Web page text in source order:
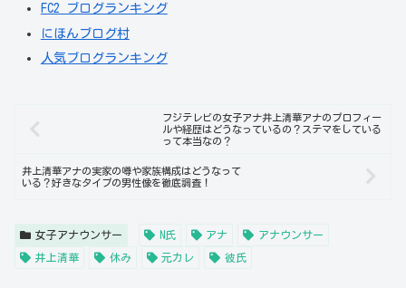
FC2 ブログランキング
にほんブログ村
人気ブログランキング
フジテレビの女子アナ井上清華アナのプロフィー
ルや経歴はどうなっているの？ステマをしている
って本当なの？
井上清華アナの実家の噂や家族構成はどうなって
いる？好きなタイプの男性像を徹底調査！
女子アナウンサー N氏 アナ アナウンサー
井上清華 休み 元カレ 彼氏